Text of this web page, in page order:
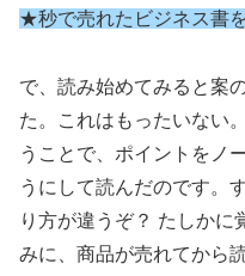
★秒で売れたビジネス書
で、読み始めてみると案
た。これはもったいない
うことで、ポイントをノ
うにして読んだのです。
り方が違うぞ？ たしかに
みに、商品が売れてから